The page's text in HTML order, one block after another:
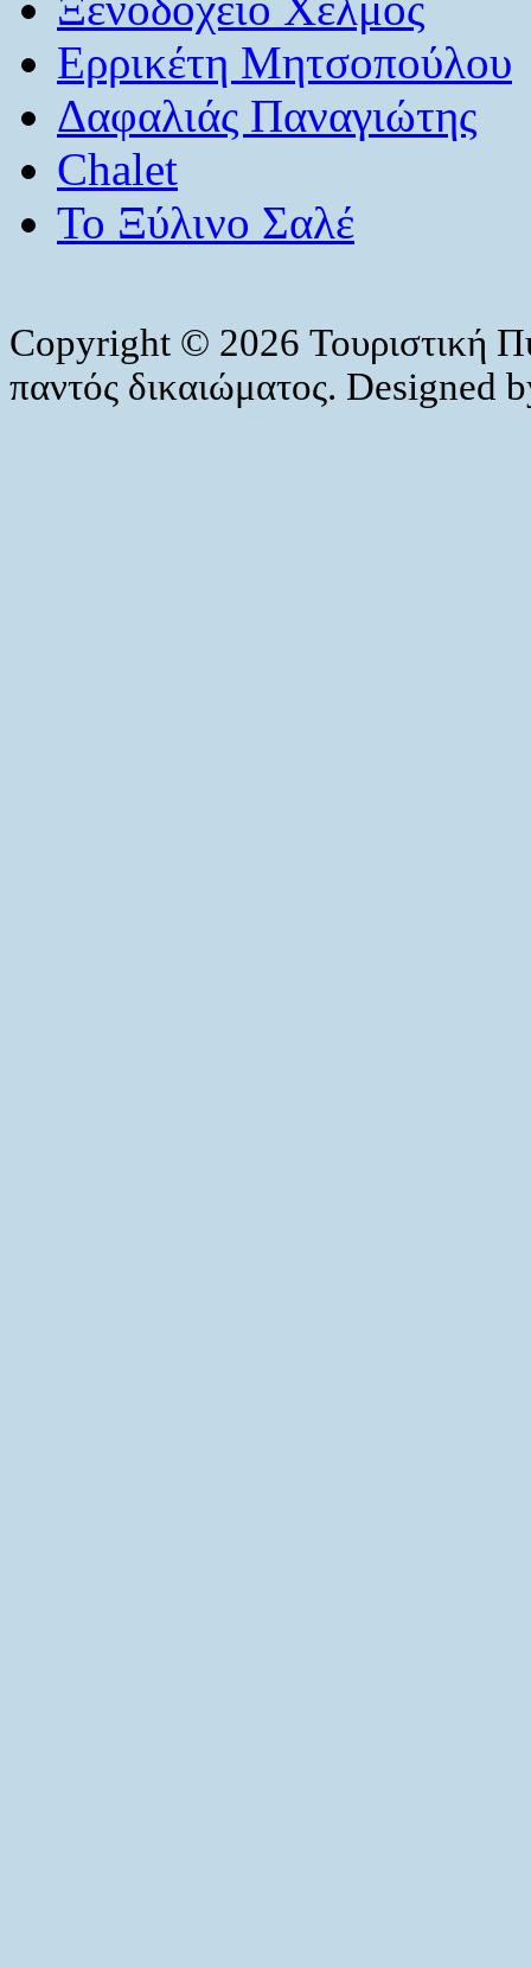
Ερρικέτη Μητσοπούλου
Δαφαλιάς Παναγιώτης
Chalet
Το Ξύλινο Σαλέ
Copyright © 2026 Τουριστική
παντός δικαιώματος. Designed